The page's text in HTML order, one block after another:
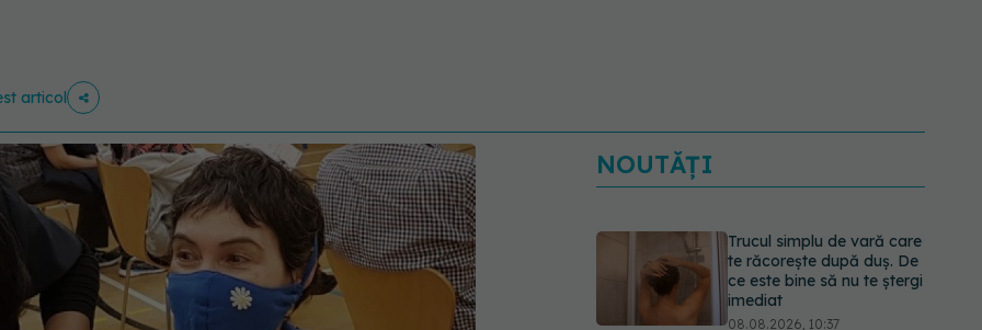
articol
NOUTĂȚI
Trucul simplu de vară care
te răcorește după duș. De
ce este bine să nu te ștergi
imediat
08.08.2026, 10:37